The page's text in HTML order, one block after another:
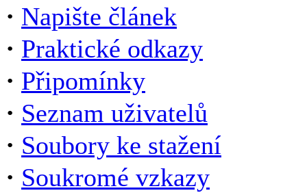
· Napište článek
· Praktické odkazy
· Připomínky
· Seznam uživatelů
· Soubory ke stažení
· Soukromé vzkazy